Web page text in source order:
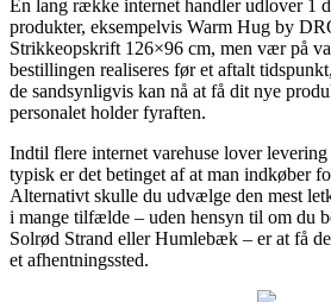
En lang række internet handler udlover 1
produkter, eksempelvis Warm Hug by
Strikkeopskrift 126×96 cm, men vær på
bestillingen realiseres før et aftalt
de sandsynligvis kan nå at få dit nye
personalet holder fyraften.
Indtil flere internet varehuse lover
typisk er det betinget af at man indkøber
Alternativt skulle du udvælge den mest
i mange tilfælde – uden hensyn til om du
Solrød Strand eller Humlebæk – er at få
et afhentningssted.